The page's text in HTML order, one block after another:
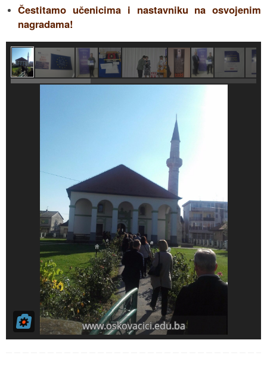
Čestitamo učenicima i nastavniku na osvojenim
nagradama!